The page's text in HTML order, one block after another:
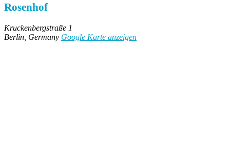
Rosenhof
Kruckenbergstraße 1
Berlin Germany Google Karte anzeigen